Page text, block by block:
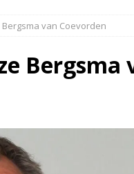
en wagen met stro in de
brand in Wijster(Video)
van Coevorden
Bergsma